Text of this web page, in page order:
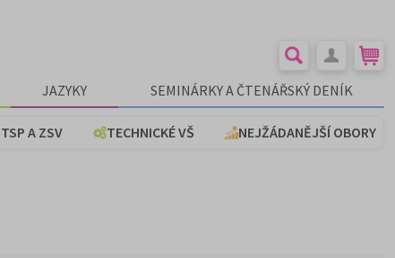
JAZYKY SEMINÁRKY A ČTENÁŘSKÝ DENÍK
A ZSV TECHNICKÉ VŠ NEJŽÁDANĚJŠÍ OBORY